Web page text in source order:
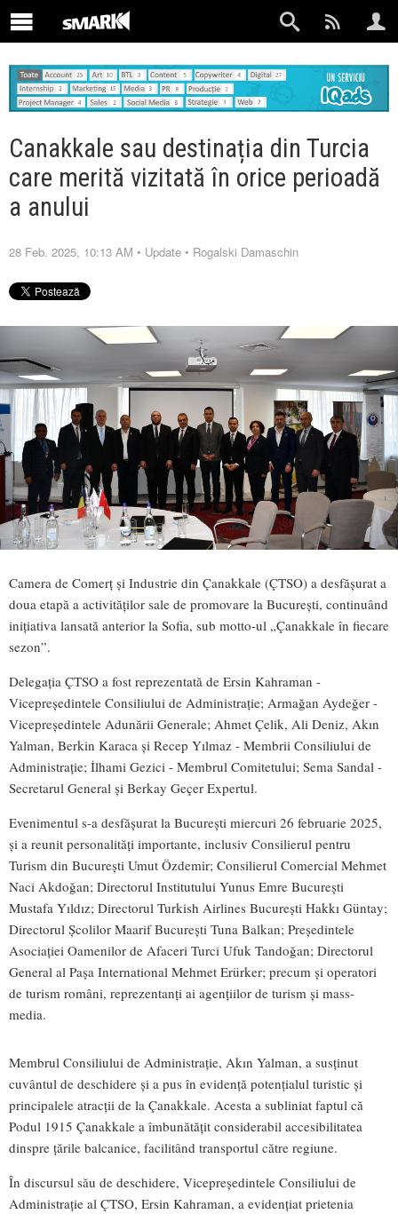
Canakkale sau destinația din Turcia
care merită vizitată în orice perioadă
a anului
28 Feb. 2025, 10:13 AM • Update • Rogalski Damaschin
Camera de Comerț și Industrie din Çanakkale (ÇTSO) a desfășurat a
doua etapă a activităților sale de promovare la București, continuând
inițiativa lansată anterior la Sofia, sub motto-ul „Çanakkale în fiecare
sezon”.
Delegația ÇTSO a fost reprezentată de Ersin Kahraman -
Vicepreședintele Consiliului de Administrație; Armağan Aydeğer -
Vicepreședintele Adunării Generale; Ahmet Çelik, Ali Deniz, Akın
Yalman, Berkin Karaca și Recep Yılmaz - Membrii Consiliului de
Administrație; İlhami Gezici - Membrul Comitetului; Sema Sandal -
Secretarul General și Berkay Geçer Expertul.
Evenimentul s-a desfășurat la București miercuri 26 februarie 2025,
și a reunit personalități importante, inclusiv Consilierul pentru
Turism din București Umut Özdemir; Consilierul Comercial Mehmet
Naci Akdoğan; Directorul Institutului Yunus Emre București
Mustafa Yıldız; Directorul Turkish Airlines București Hakkı Güntay;
Directorul Școlilor Maarif București Tuna Balkan; Președintele
Asociației Oamenilor de Afaceri Turci Ufuk Tandoğan; Directorul
General al Pașa International Mehmet Erürker; precum și operatori
de turism români, reprezentanți ai agențiilor de turism și mass-
media.
Membrul Consiliului de Administrație, Akın Yalman, a susținut
cuvântul de deschidere și a pus în evidență potențialul turistic și
principalele atracții de la Çanakkale. Acesta a subliniat faptul că
Podul 1915 Çanakkale a îmbunătățit considerabil accesibilitatea
dinspre țările balcanice, facilitând transportul către regiune.
În discursul său de deschidere, Vicepreședintele Consiliului de
Administrație al ÇTSO, Ersin Kahraman, a evidențiat prietenia